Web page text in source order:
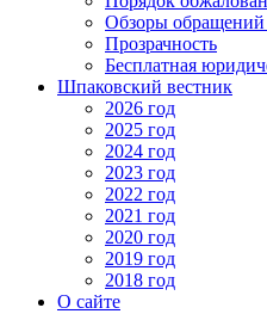
Обзоры
Прозрачность
Бесплатная
Шпаковский вестник
2026 год
2025 год
2024 год
2023 год
2022 год
2021 год
2020 год
2019 год
2018 год
О сайте